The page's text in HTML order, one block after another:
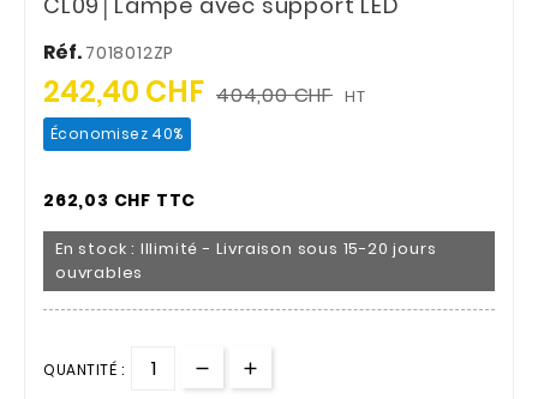
Réf. 7018012ZP
242,40 CHF 404,00 CHF HT
Économisez 40%
262,03 CHF TTC
En stock : Illimité - Livraison sous 15-20 jours
ouvrables
QUANTITÉ :